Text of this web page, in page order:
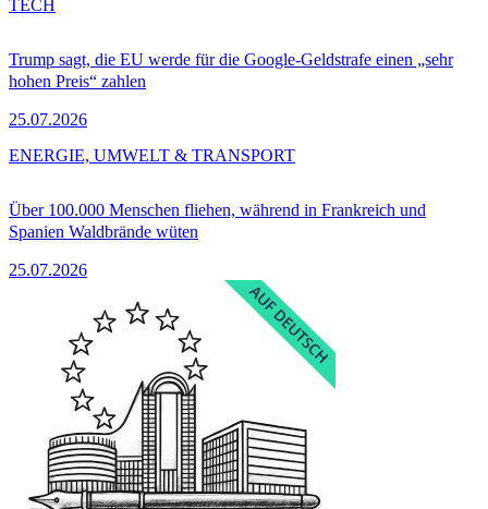
Trump sagt, die EU werde für die Google-Geldstrafe einen „sehr
hohen Preis“ zahlen
25.07.2026
TECH
Über 100.000 Menschen fliehen, während in Frankreich und
Spanien Waldbrände wüten
25.07.2026
ENERGIE, UMWELT & TRANSPORT